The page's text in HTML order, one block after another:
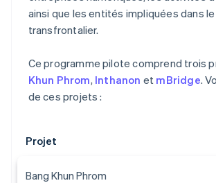
ainsi que les entités impliquées dans
transfrontalier.
Ce programme pilote comprend trois
Khun Phrom, Inthanon et mBridge.
de ces projets :
Projet
Bang Khun Phrom